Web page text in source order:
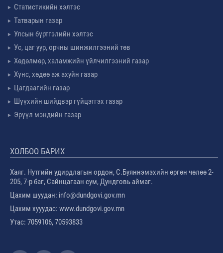
Статистикийн хэлтэс
Татварын газар
Улсын бүртгэлийн хэлтэс
Ус, цаг уур, орчны шинжилгээний төв
Хөдөлмөр, халамжийн үйлчилгээний газар
Хүнс, хөдөө аж ахуйн газар
Цагдаагийн газар
Шүүхийн шийдвэр гүйцэтгэх газар
Эрүүл мэндийн газар
ХОЛБОО БАРИХ
Хаяг. Нутгийн удирдлагын ордон, С.Буяннэмэхийн өргөн чөлөө 2-
205, 7-р баг, Сайнцагаан сум, Дундговь аймаг.
Цахим шуудан: info@dundgovi.gov.mn
Цахим хууудас: www.dundgovi.gov.mn
Утас: 7059106, 70593833